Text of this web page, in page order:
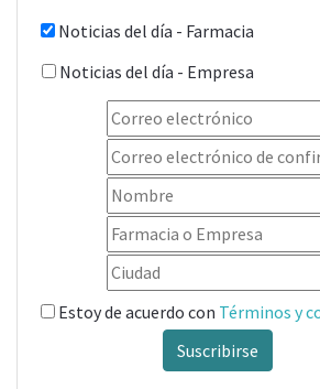
Noticias del día - Farmacia
Noticias del día - Empresa
Estoy de acuerdo con Términos y
Suscribirse